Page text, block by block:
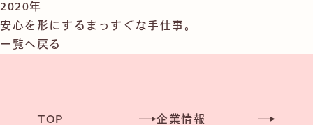
2020年
安心を形にするまっすぐな手仕事。
一覧へ戻る
TOP
企業情報